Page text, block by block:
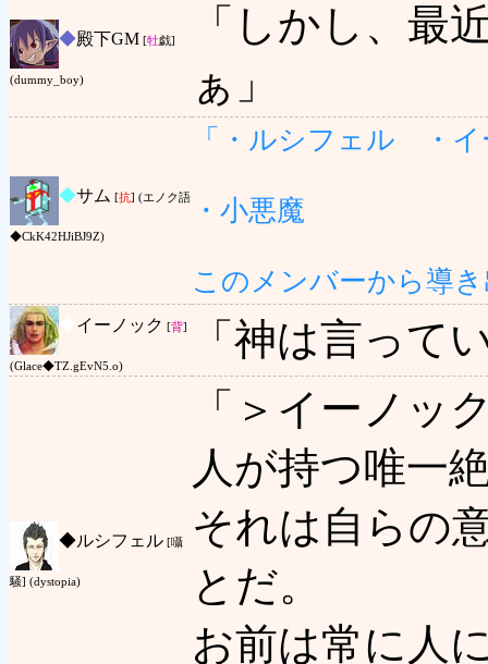
◆殿下GM [牡戯]
(dummy_boy)
「しかし、最
ぁ」
◆サム [抗] (エノク語
◆CkK42HJiBJ9Z)
「・ルシフェル ・
・小悪魔
このメンバーから導
イーノック [背]
(Glace◆TZ.gEvN5.o)
「神は言って
◆ルシフェル [囁
騒] (dystopia)
「＞イーノッ
人が持つ唯一
それは自らの
とだ。
お前は常に人